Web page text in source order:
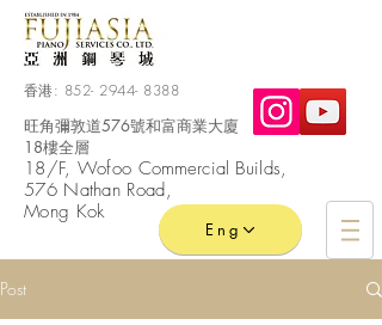
香港: 852- 2944- 8388
旺角彌敦道576號和富商業大廈
18樓全層
​18/F, Wofoo Commercial Builds,
576 Nathan Road,
Mong Kok
Eng
Post